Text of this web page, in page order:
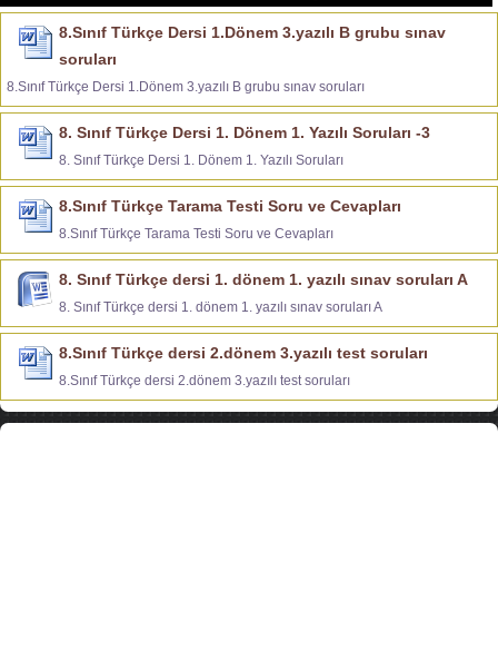
8.Sınıf Türkçe Dersi 1.Dönem 3.yazılı B grubu sınav
soruları
8.Sınıf Türkçe Dersi 1.Dönem 3.yazılı B grubu sınav soruları
8. Sınıf Türkçe Dersi 1. Dönem 1. Yazılı Soruları -3
8. Sınıf Türkçe Dersi 1. Dönem 1. Yazılı Soruları
8.Sınıf Türkçe Tarama Testi Soru ve Cevapları
8.Sınıf Türkçe Tarama Testi Soru ve Cevapları
8. Sınıf Türkçe dersi 1. dönem 1. yazılı sınav soruları A
8. Sınıf Türkçe dersi 1. dönem 1. yazılı sınav soruları A
8.Sınıf Türkçe dersi 2.dönem 3.yazılı test soruları
8.Sınıf Türkçe dersi 2.dönem 3.yazılı test soruları